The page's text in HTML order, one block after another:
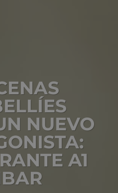
NUEVO
A1